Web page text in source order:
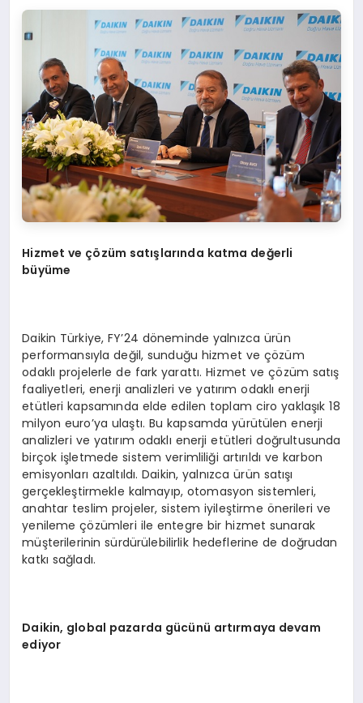
Hizmet ve çözüm satışlarında katma değerli
büyüme
Daikin Türkiye, FY’24 döneminde yalnızca ürün
performansıyla değil, sunduğu hizmet ve çözüm
odaklı projelerle de fark yarattı. Hizmet ve çözüm satış
faaliyetleri, enerji analizleri ve yatırım odaklı enerji
etütleri kapsamında elde edilen toplam ciro yaklaşık 18
milyon euro’ya ulaştı. Bu kapsamda yürütülen enerji
analizleri ve yatırım odaklı enerji etütleri doğrultusunda
birçok işletmede sistem verimliliği artırıldı ve karbon
emisyonları azaltıldı. Daikin, yalnızca ürün satışı
gerçekleştirmekle kalmayıp, otomasyon sistemleri,
anahtar teslim projeler, sistem iyileştirme önerileri ve
yenileme çözümleri ile entegre bir hizmet sunarak
müşterilerinin sürdürülebilirlik hedeflerine de doğrudan
katkı sağladı.
Daikin, global pazarda gücünü artırmaya devam
ediyor